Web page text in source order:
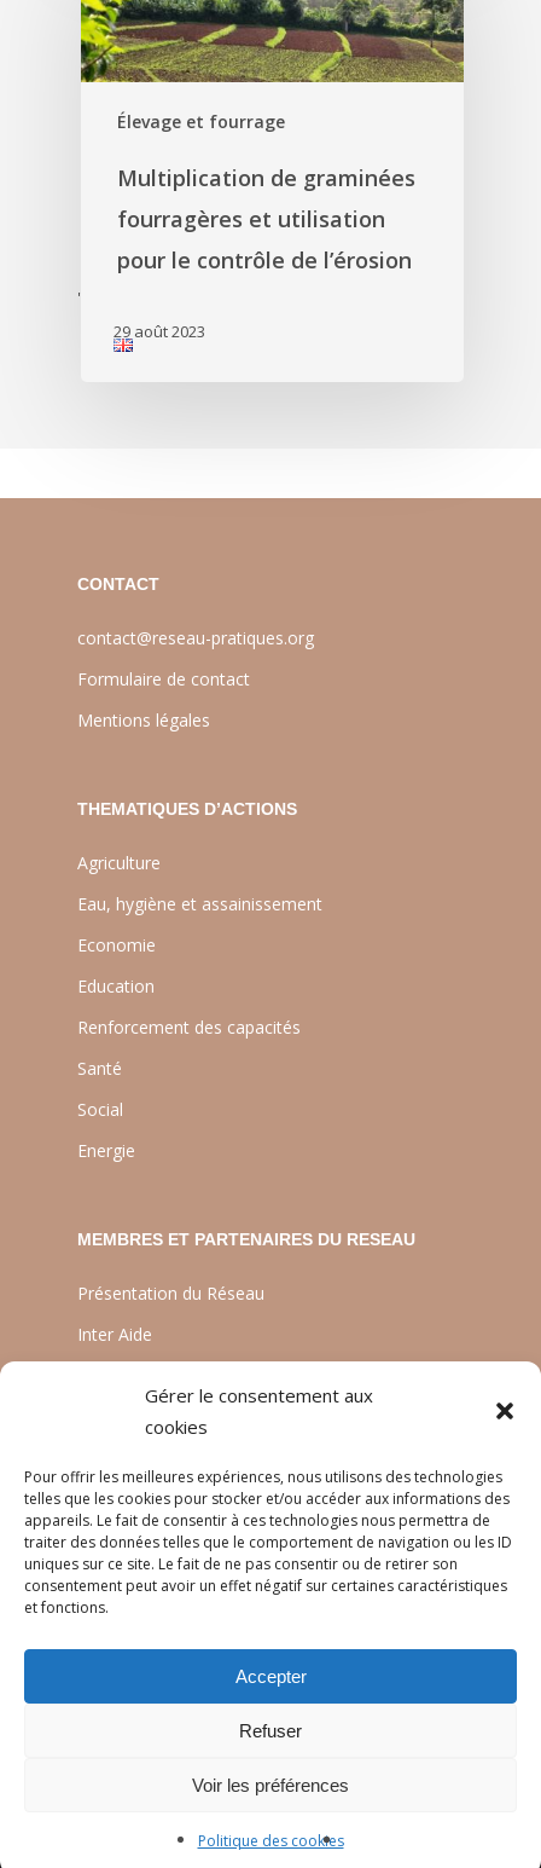
Gérer le consentement aux
cookies
Pour offrir les meilleures expériences, nous utilisons des technologies
telles que les cookies pour stocker et/ou accéder aux informations des
appareils. Le fait de consentir à ces technologies nous permettra de
traiter des données telles que le comportement de navigation ou les ID
uniques sur ce site. Le fait de ne pas consentir ou de retirer son
consentement peut avoir un effet négatif sur certaines caractéristiques
et fonctions.
Accepter
Refuser
Voir les préférences
Politique des cookies
'
Élevage et fourrage
Multiplication de graminées
fourragères et utilisation
pour le contrôle de l’érosion
29 août 2023
CONTACT
contact@reseau-pratiques.org
Formulaire de contact
Mentions légales
THEMATIQUES D’ACTIONS
Agriculture
Eau, hygiène et assainissement
Economie
Education
Renforcement des capacités
Santé
Social
Energie
MEMBRES ET PARTENAIRES DU RESEAU
Présentation du Réseau
Inter Aide
Planète Enfants & Développement
LANGUES
Français